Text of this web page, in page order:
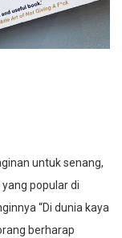
untuk senang,
popular di
“Di dunia kaya
berharap